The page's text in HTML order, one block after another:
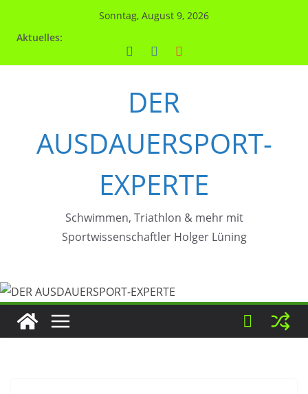
Sonntag, August 9, 2026
Aktuelles:
DER
AUSDAUERSPORT-
EXPERTE
Schwimmen, Triathlon & mehr mit
Sportwissenschaftler Holger Lüning